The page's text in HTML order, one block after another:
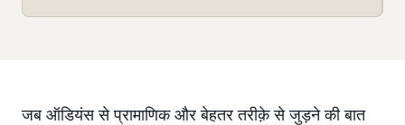
जब ऑडियंस से प्रामाणिक और बेहतर तरीक़े से जुड़ने की बात